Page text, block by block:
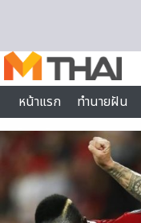
หน้าแรก
ทำนายฝัน
ไลฟ์สไตล์